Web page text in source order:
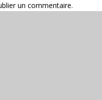
un commentaire.